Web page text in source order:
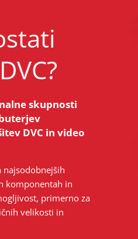
skupnosti
DVC in video
najsodobnejših
komponentah in
primerno za
velikosti in